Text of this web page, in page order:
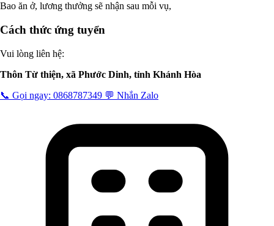
Bao ăn ở, lương thưởng sẽ nhận sau mỗi vụ,
Cách thức ứng tuyển
Vui lòng liên hệ:
Thôn Từ thiện, xã Phước Dinh, tỉnh Khánh Hòa
📞 Gọi ngay: 0868787349 💬 Nhắn Zalo